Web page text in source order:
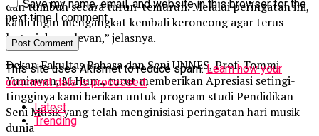
dan tumbuh secara turun-temurun. Melalui peringatan ini,
kami ingin mengangkat kembali keroncong agar terus
lestari dan relevan,” jelasnya.
Dekan Fakultas Bahasa dan Seni UNNES, Prof. Tommi
Yuniawan, M.Hum., turut memberikan Apresiasi setingi-
tingginya kami berikan untuk program studi Pendidikan
Seni Musik yang telah menginisiasi peringatan hari musik
dunia
Save my name, email, and website in this browser for the
next time I comment.
This site uses Akismet to reduce spam.Learn how your
comment data is processed.
Latest
Trending